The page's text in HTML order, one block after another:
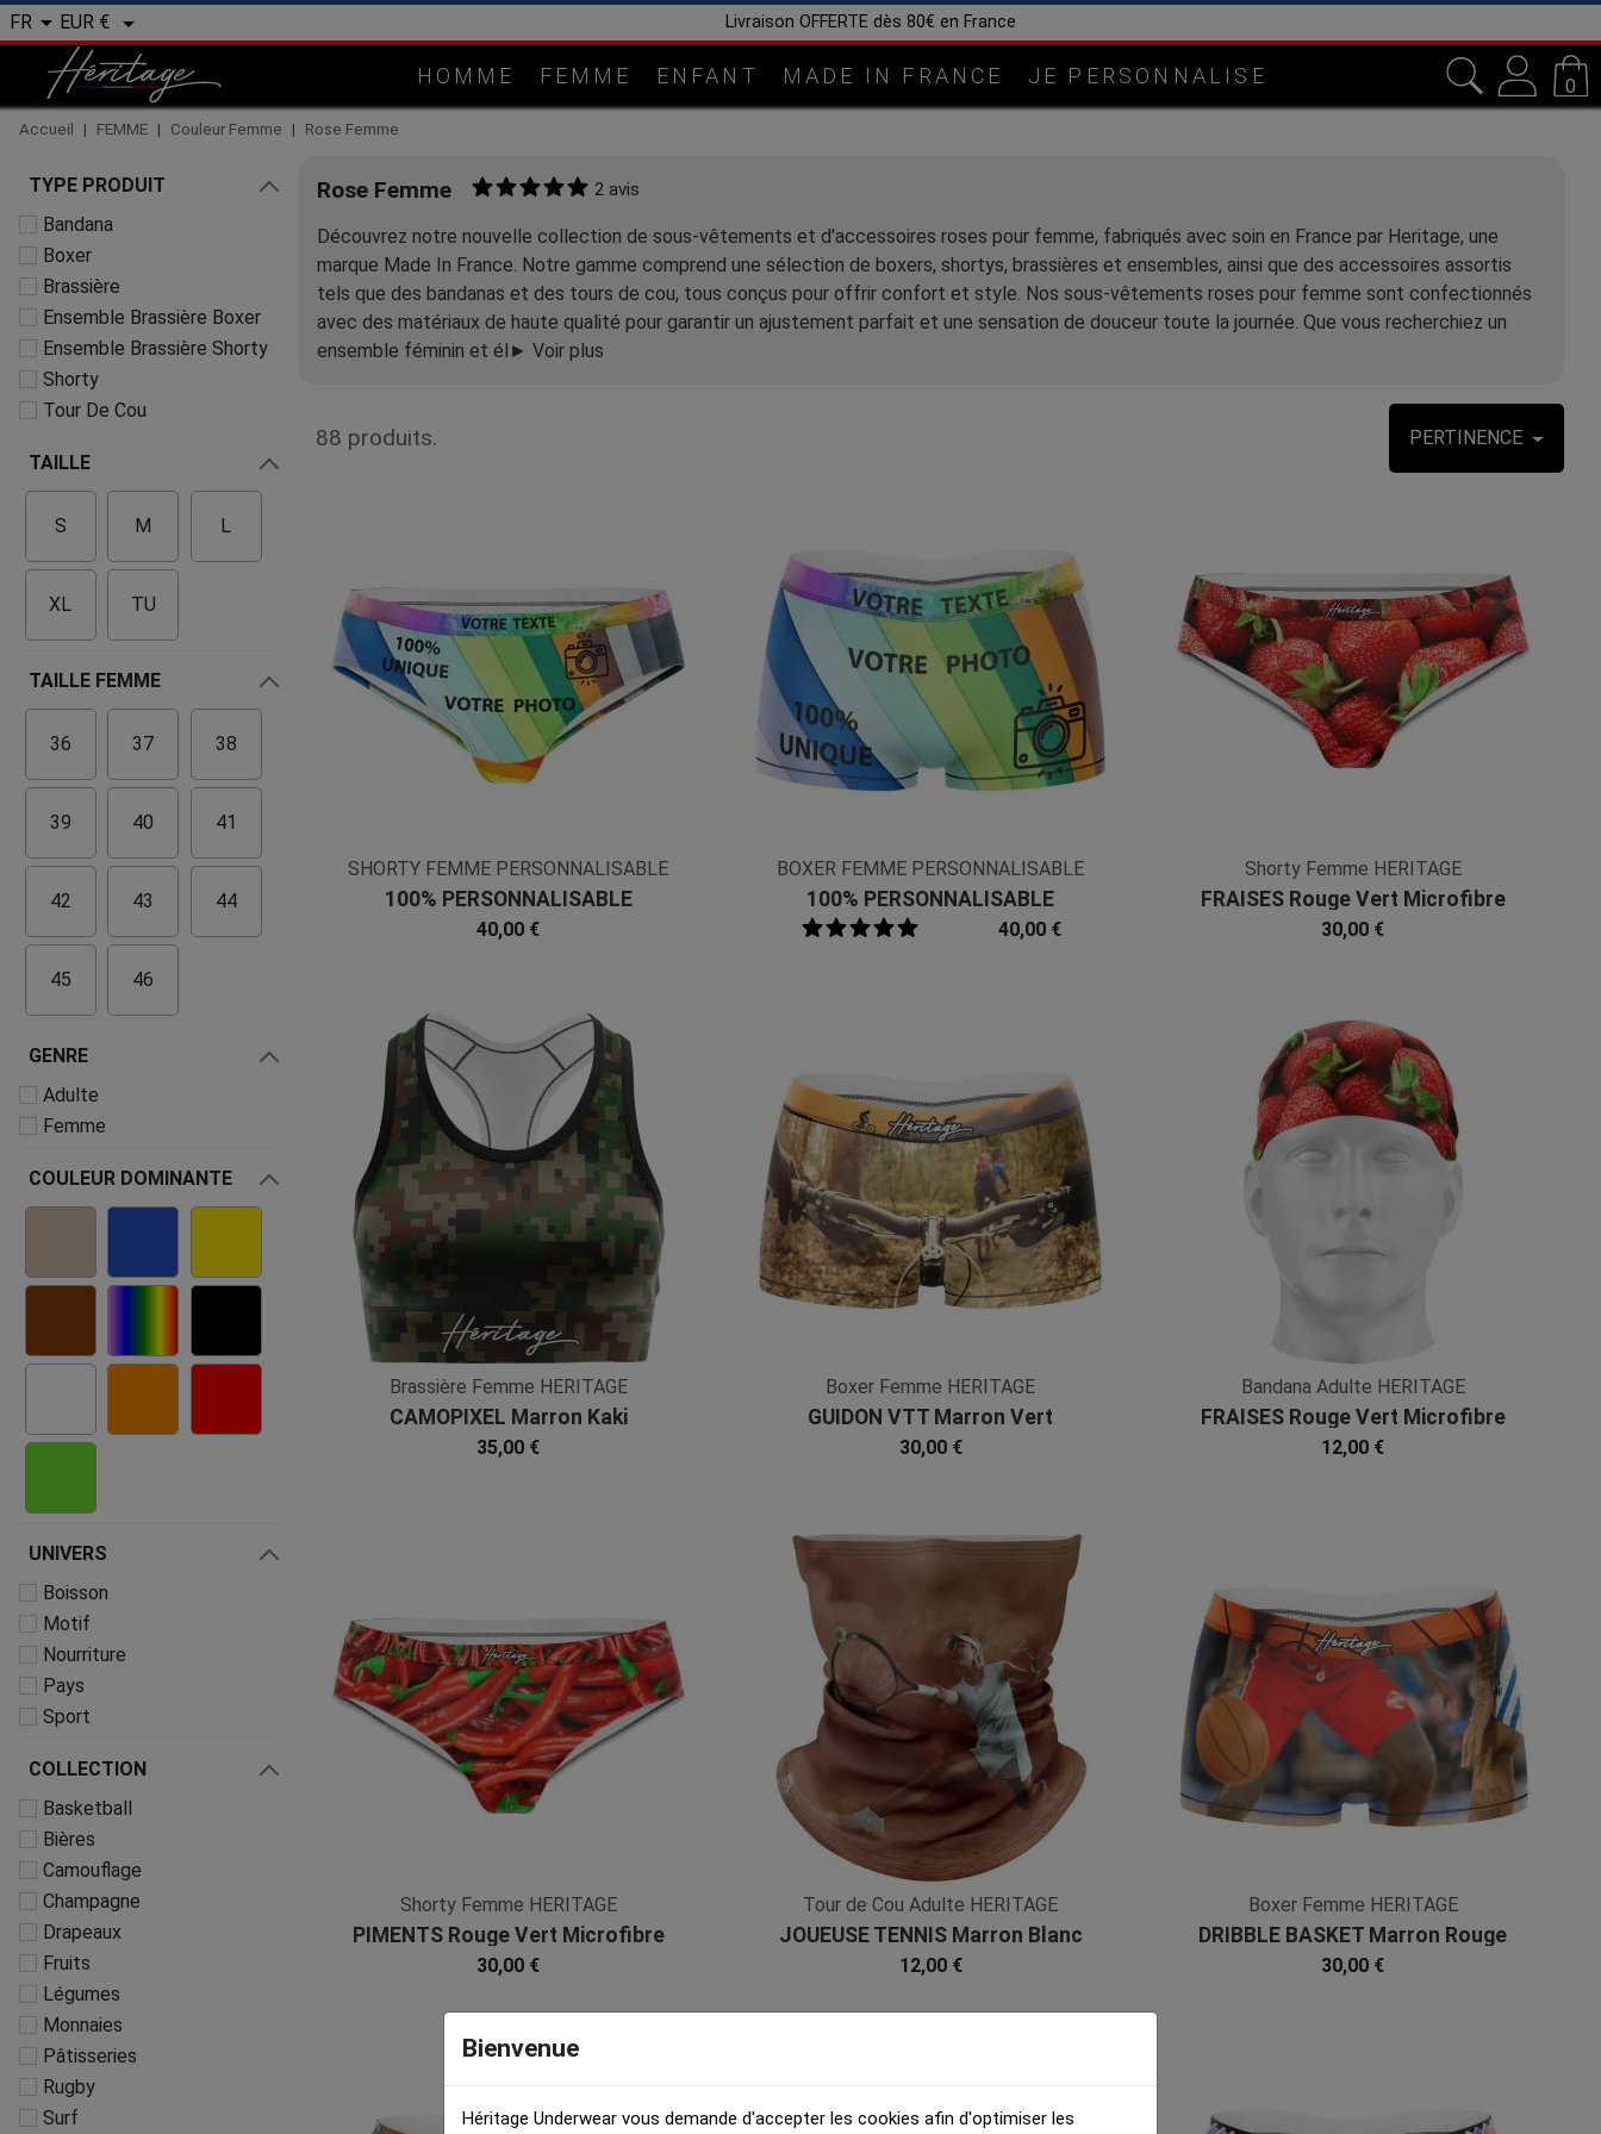
FR  EUR €  Livraison OFFERTE dès 80€ en France
HOMME FEMME ENFANT MADE IN FRANCE JE PERSONNALISE 0
Accueil FEMME Couleur Femme Rose Femme
TYPE PRODUIT
Bandana
Boxer
Brassière
Ensemble Brassière Boxer
Ensemble Brassière Shorty
Shorty
Tour De Cou
TAILLE
S M L
XL TU
TAILLE FEMME
36 37 38
39 40 41
42 43 44
45 46
GENRE
Adulte
Femme
COULEUR DOMINANTE
UNIVERS
Boisson
Motif
Nourriture
Pays
Sport
COLLECTION
Basketball
Bières
Camouflage
Champagne
Drapeaux
Fruits
Légumes
Monnaies
Pâtisseries
Rugby
Surf
Rose Femme 2 avis
Découvrez notre nouvelle collection de sous-vêtements et d'accessoires roses pour femme, fabriqués avec soin en France par Heritage, une
marque Made In France. Notre gamme comprend une sélection de boxers, shortys, brassières et ensembles, ainsi que des accessoires assortis
tels que des bandanas et des tours de cou, tous conçus pour offrir confort et style. Nos sous-vêtements roses pour femme sont confectionnés
avec des matériaux de haute qualité pour garantir un ajustement parfait et une sensation de douceur toute la journée. Que vous recherchiez un
ensemble féminin et él ► Voir plus
88 produits. PERTINENCE
SHORTY FEMME PERSONNALISABLE
100% PERSONNALISABLE
40,00 €
BOXER FEMME PERSONNALISABLE
100% PERSONNALISABLE
40,00 €
Shorty Femme HERITAGE
FRAISES Rouge Vert Microfibre
30,00 €
Brassière Femme HERITAGE
CAMOPIXEL Marron Kaki
Microfibre
35,00 €
Boxer Femme HERITAGE
GUIDON VTT Marron Vert
Microfibre
30,00 €
Bandana Adulte HERITAGE
FRAISES Rouge Vert Microfibre
12,00 €
Shorty Femme HERITAGE
PIMENTS Rouge Vert Microfibre
30,00 €
Tour de Cou Adulte HERITAGE
JOUEUSE TENNIS Marron Blanc
Microfibre
12,00 €
Boxer Femme HERITAGE
DRIBBLE BASKET Marron Rouge
Microfibre
30,00 €
Bienvenue
Héritage Underwear vous demande d'accepter les cookies afin d'optimiser les